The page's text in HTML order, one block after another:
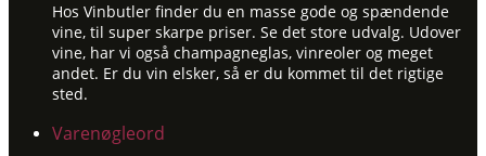
Hos Vinbutler finder du en masse gode og spændende
vine, til super skarpe priser. Se det store udvalg. Udover
vine, har vi også champagneglas, vinreoler og meget
andet. Er du vin elsker, så er du kommet til det rigtige
sted.
Varenøgleord